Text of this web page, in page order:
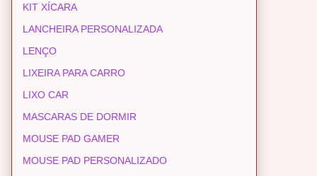
KIT XÍCARA
LANCHEIRA PERSONALIZADA
LENÇO
LIXEIRA PARA CARRO
LIXO CAR
MASCARAS DE DORMIR
MOUSE PAD GAMER
MOUSE PAD PERSONALIZADO